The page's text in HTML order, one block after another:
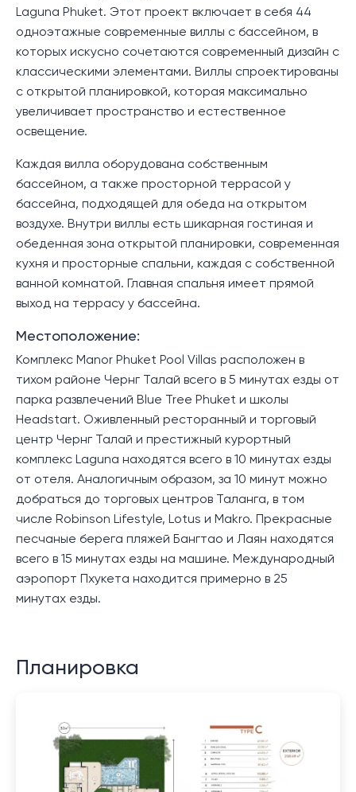
Laguna Phuket. Этот проект включает в себя 44
одноэтажные современные виллы с бассейном, в
которых искусно сочетаются современный дизайн с
классическими элементами. Виллы спроектированы
с открытой планировкой, которая максимально
увеличивает пространство и естественное
освещение.
Каждая вилла оборудована собственным
бассейном, а также просторной террасой у
бассейна, подходящей для обеда на открытом
воздухе. Внутри виллы есть шикарная гостиная и
обеденная зона открытой планировки, современная
кухня и просторные спальни, каждая с собственной
ванной комнатой. Главная спальня имеет прямой
выход на террасу у бассейна.
Местоположение:
Комплекс Manor Phuket Pool Villas расположен в
тихом районе Чернг Талай всего в 5 минутах езды от
парка развлечений Blue Tree Phuket и школы
Headstart. Оживленный ресторанный и торговый
центр Чернг Талай и престижный курортный
комплекс Laguna находятся всего в 10 минутах езды
от отеля. Аналогичным образом, за 10 минут можно
добраться до торговых центров Таланга, в том
числе Robinson Lifestyle, Lotus и Makro. Прекрасные
песчаные берега пляжей Бангтао и Лаян находятся
всего в 15 минутах езды на машине. Международный
аэропорт Пхукета находится примерно в 25
минутах езды.
Планировка